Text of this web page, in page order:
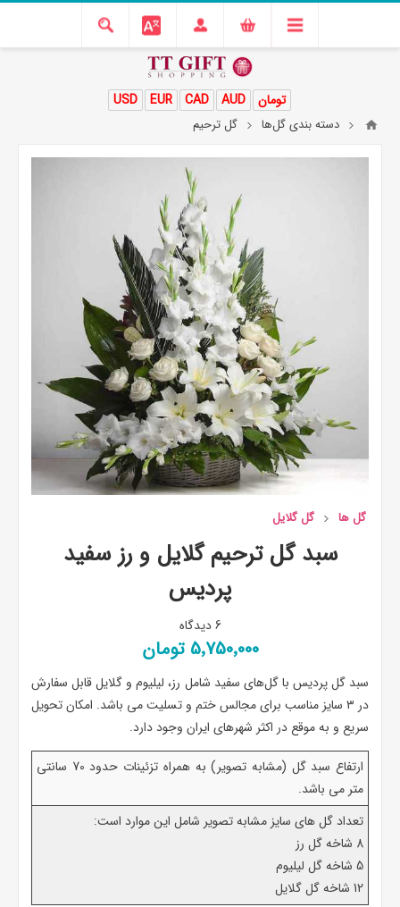
USD EUR CAD AUD تومان
دسته بندی گل‌ها گل ترحیم
گل ها گل گلایل
سبد گل ترحیم گلایل و رز سفید
پردیس
6 دیدگاه
5٬750٬000 تومان
سبد گل پردیس با گل‌های سفید شامل رز، لیلیوم و گلایل قابل سفارش
در ۳ سایز مناسب برای مجالس ختم و تسلیت می باشد. امکان تحویل
سریع و به موقع در اکثر شهرهای ایران وجود دارد.
ارتفاع سبد گل (مشابه تصویر) به همراه تزئینات حدود 70 سانتی
متر می باشد.
تعداد گل های سایز مشابه تصویر شامل این موارد است:
8 شاخه گل رز
5 شاخه گل لیلیوم
12 شاخه گل گلایل